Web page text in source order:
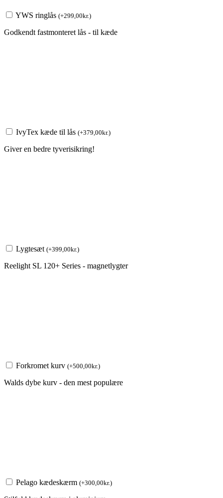
YWS ringlås (+299,00kr.)
Godkendt fastmonteret lås - til kæde
IvyTex kæde til lås (+379,00kr.)
Giver en bedre tyverisikring!
Lygtesæt (+399,00kr.)
Reelight SL 120+ Series - magnetlygter
Forkromet kurv (+500,00kr.)
Walds dybe kurv - den mest populære
Pelago kædeskærm (+300,00kr.)